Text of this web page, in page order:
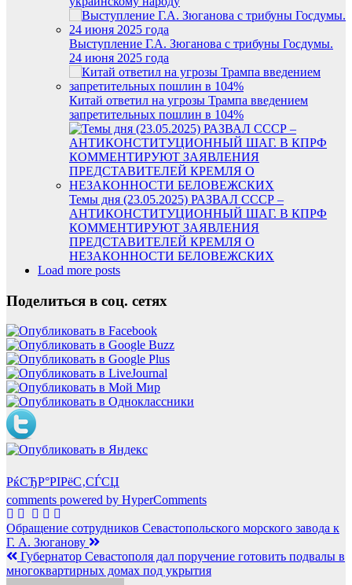
Выступление Г.А. Зюганова с трибуны Госдумы.
24 июня 2025 года
Китай ответил на угрозы Трампа введением
запретительных пошлин в 104%
Темы дня (23.05.2025) РАЗВАЛ СССР –
АНТИКОНСТИТУЦИОННЫЙ ШАГ. В КПРФ
КОММЕНТИРУЮТ ЗАЯВЛЕНИЯ
ПРЕДСТАВИТЕЛЕЙ КРЕМЛЯ О
НЕЗАКОННОСТИ БЕЛОВЕЖСКИХ
Load more posts
Поделиться в соц. сетях
РќСЂР°РІРёС‚СЃСЏ
comments powered by HyperComments
Навигация
по
записям
Обращение сотрудников Севастопольского морского завода к
Г. А. Зюганову
Губернатор Севастополя дал поручение готовить подвалы в
многоквартирных домах под укрытия